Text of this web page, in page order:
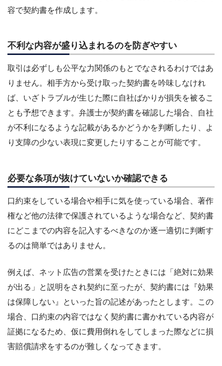
容で契約書を作成します。
不利な内容が盛り込まれるのを防ぎやすい
取引は必ずしも公平な力関係のもとでなされるわけではあ
りません。相手方から受け取った契約書を吟味しなけれ
ば、いざトラブルが生じた際に自社ばかりが損失を被るこ
とも予想できます。弁護士が契約書を確認した場合、自社
が不利になるような記載があるかどうかを判断したり、よ
り支障の少ない表現に変更したりすることが可能です。
必要な条項が抜けていないか確認できる
口約束をしている場合や相手に気を使っている場合、著作
権など他の法律で保護されているような場合など、契約書
にどこまでの内容を記入するべきなのか逐一適切に判断す
るのは簡単ではありません。
例えば、ネット広告の営業を受けたときには「絶対に効果
が出る」と説明をされ契約に至ったが、契約書には『効果
は保障しない』といった旨の記述があったとします。この
場合、口約束の内容ではなく契約書に書かれている内容が
証拠になるため、仮に費用倒れをしてしまった際などに損
害賠償請求をするのが難しくなってきます。